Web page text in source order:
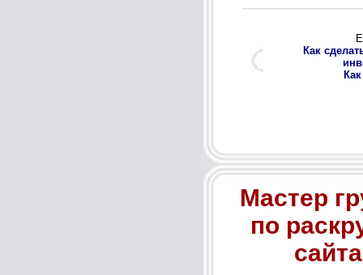
Как
Мастер
по
сайта